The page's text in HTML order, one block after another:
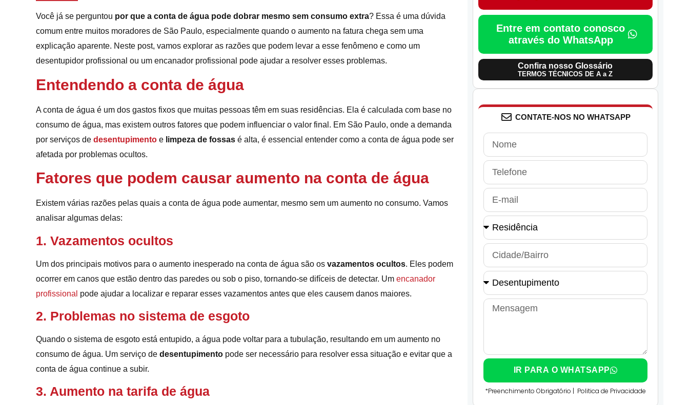
Você já se perguntou por que a conta de água pode dobrar mesmo sem consumo extra? Essa é uma dúvida
comum entre muitos moradores de São Paulo, especialmente quando o aumento na fatura chega sem uma
explicação aparente. Neste post, vamos explorar as razões que podem levar a esse fenômeno e como um
desentupidor profissional ou um encanador profissional pode ajudar a resolver esses problemas.
Entendendo a conta de água
A conta de água é um dos gastos fixos que muitas pessoas têm em suas residências. Ela é calculada com base no
consumo de água, mas existem outros fatores que podem influenciar o valor final. Em São Paulo, onde a demanda
por serviços de desentupimento e limpeza de fossas é alta, é essencial entender como a conta de água pode ser
afetada por problemas ocultos.
Fatores que podem causar aumento na conta de água
Existem várias razões pelas quais a conta de água pode aumentar, mesmo sem um aumento no consumo. Vamos
analisar algumas delas:
1. Vazamentos ocultos
Um dos principais motivos para o aumento inesperado na conta de água são os vazamentos ocultos. Eles podem
ocorrer em canos que estão dentro das paredes ou sob o piso, tornando-se difíceis de detectar. Um encanador
profissional pode ajudar a localizar e reparar esses vazamentos antes que eles causem danos maiores.
2. Problemas no sistema de esgoto
Quando o sistema de esgoto está entupido, a água pode voltar para a tubulação, resultando em um aumento no
consumo de água. Um serviço de desentupimento pode ser necessário para resolver essa situação e evitar que a
conta de água continue a subir.
3. Aumento na tarifa de água
Entre em contato conosco
através do WhatsApp
Confira nosso Glossário
TERMOS TÉCNICOS DE A a Z
CONTATE-NOS NO WHATSAPP
IR PARA O WHATSAPP
*Preenchimento Obrigatório | Politica de Privacidade